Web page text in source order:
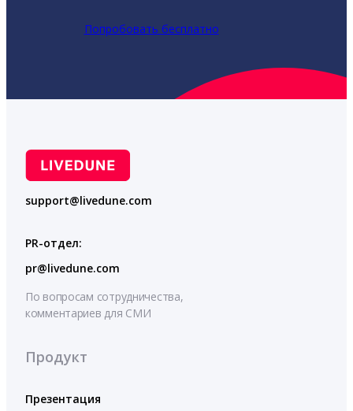
Попробовать бесплатно
support@livedune.com
PR-отдел:
pr@livedune.com
По вопросам сотрудничества,
комментариев для СМИ
Продукт
Презентация